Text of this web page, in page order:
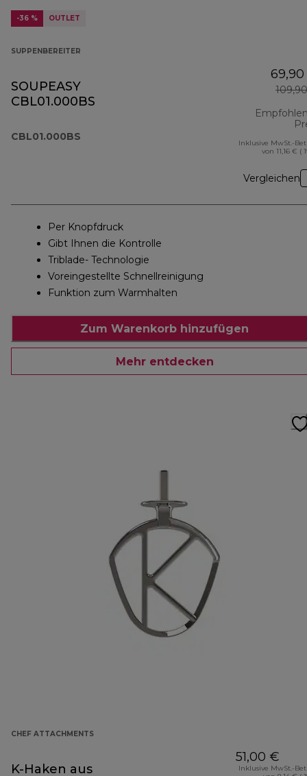
-36 % OUTLET
SUPPENBEREITER
SOUPEASY
CBL01.000BS
CBL01.000BS
Inklusive MwSt.-
von 11,16 € (
Vergleichen
Per Knopfdruck
Gibt Ihnen die Kontrolle
Triblade- Technologie
Voreingestellte Schnellreinigung
Funktion zum Warmhalten
Zum Warenkorb hinzufügen
Mehr entdecken
CHEF ATTACHMENTS
K-Haken aus
51,00 €
Inklusive MwSt.-